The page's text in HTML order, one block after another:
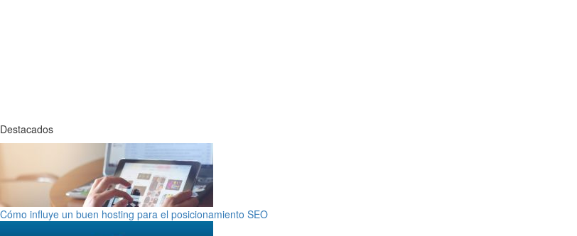
Destacados
Cómo influye un buen hosting para el posicionamiento SEO